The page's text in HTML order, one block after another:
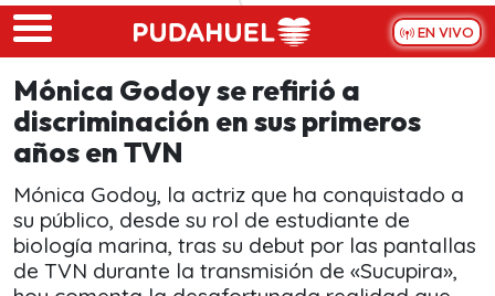
Skip to main content
EN VIVO
Mónica Godoy se refirió a
discriminación en sus primeros
años en TVN
Mónica Godoy, la actriz que ha conquistado a
su público, desde su rol de estudiante de
biología marina, tras su debut por las pantallas
de TVN durante la transmisión de «Sucupira»,